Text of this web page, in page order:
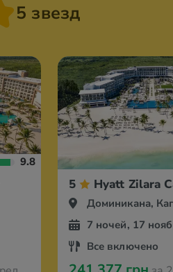
5 звезд
9.8
5 Hyatt Zilara
Доминикана,
7 ночей, 17
Все включено